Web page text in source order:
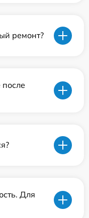
ремонт?
Для